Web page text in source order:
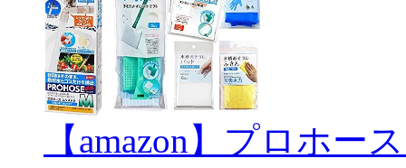
【amazon】プロホ